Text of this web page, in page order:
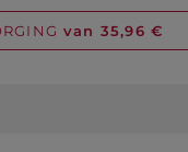
van 35,96 €